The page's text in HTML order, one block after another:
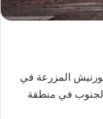
المزرعة في
في منطقة